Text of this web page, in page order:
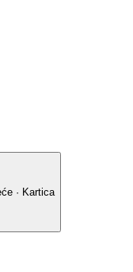
· Kartica